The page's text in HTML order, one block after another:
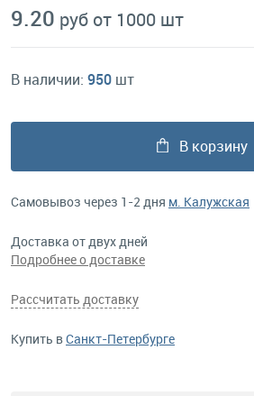
9.20 руб от 1000 шт
В наличии: 950 шт
В корзину
Самовывоз через 1-2 дня м. Калужская
Доставка от двух дней
Подробнее о доставке
Рассчитать доставку
Купить вСанкт-Петербурге